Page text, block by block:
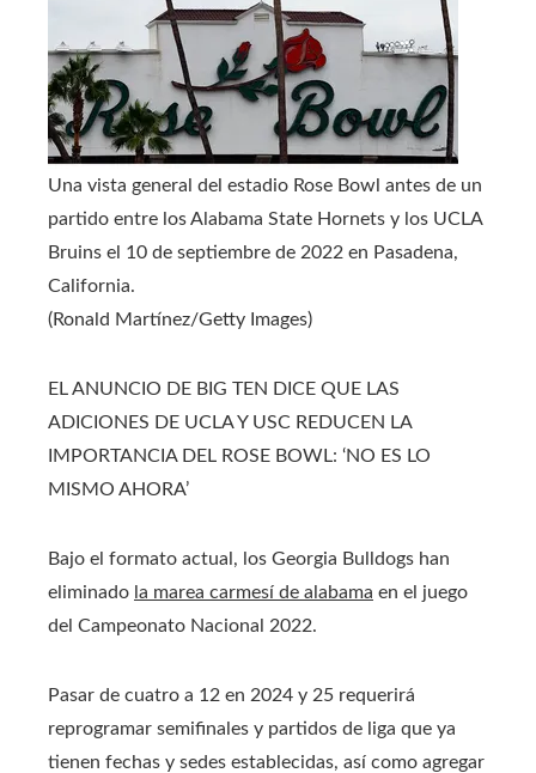
Una vista general del estadio Rose Bowl antes de un
partido entre los Alabama State Hornets y los UCLA
Bruins el 10 de septiembre de 2022 en Pasadena,
California.
(Ronald Martínez/Getty Images)
EL ANUNCIO DE BIG TEN DICE QUE LAS
ADICIONES DE UCLA Y USC REDUCEN LA
IMPORTANCIA DEL ROSE BOWL: ‘NO ES LO
MISMO AHORA’
Bajo el formato actual, los Georgia Bulldogs han
eliminado la marea carmesí de alabama en el juego
del Campeonato Nacional 2022.
Pasar de cuatro a 12 en 2024 y 25 requerirá
reprogramar semifinales y partidos de liga que ya
tienen fechas y sedes establecidas, así como agregar